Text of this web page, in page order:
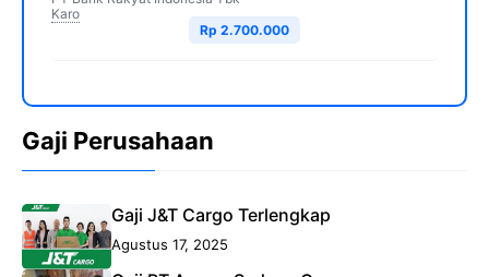
Karo
Rp 2.700.000
Gaji Perusahaan
Gaji J&T Cargo Terlengkap
Agustus 17, 2025